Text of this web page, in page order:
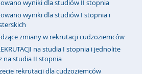
wyniki dla studiów II stopnia
wyniki dla studiów I stopnia i
zmiany w rekrutacji cudzoziemców
na studia I stopnia i jednolite
na studia II stopnia
rekrutacji dla cudzoziemców